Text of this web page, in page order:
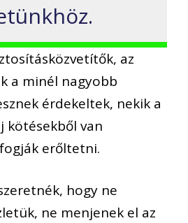
az
a minél nagyobb
érdekeltek, nekik a
kötésekből van
erőltetni.
hogy ne
ne menjenek el az